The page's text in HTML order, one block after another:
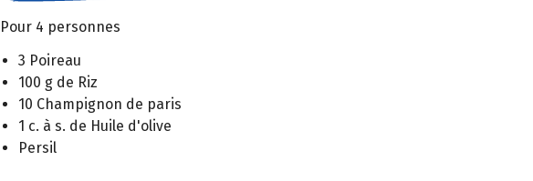
Pour 4 personnes
3 Poireau
100 g de Riz
10 Champignon de paris
1 c. à s. de Huile d'olive
Persil